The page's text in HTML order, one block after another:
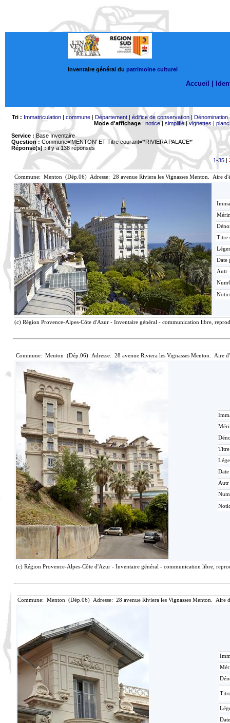
Inventaire général du patrimoine culturel
Accueil |
Tri : Immatriculation| commune| Département| édifice de conservation| Dénomination
Mode d'affichage: notice| simplifié|vignettes |
Service : Base Inventaire
Question : Commune='MENTON' ET Titre courant='*RIVIERA PALACE*'
Réponse(s) :il y a 138 réponses
1-35|
Commune: Menton (Dép.06) Adresse: 28 avenue Riviera les Vignasses Menton. Aire
Titre
Date
Autr
(c) Région Provence-Alpes-Côte d'Azur - Inventaire général - communication libre,
Commune: Menton (Dép.06) Adresse: 28 avenue Riviera les Vignasses Menton. Aire
Autr
(c) Région Provence-Alpes-Côte d'Azur - Inventaire général - communication libre,
Commune: Menton (Dép.06) Adresse: 28 avenue Riviera les Vignasses Menton. Aire